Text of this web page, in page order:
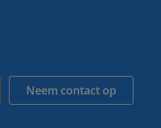
Neem contact op